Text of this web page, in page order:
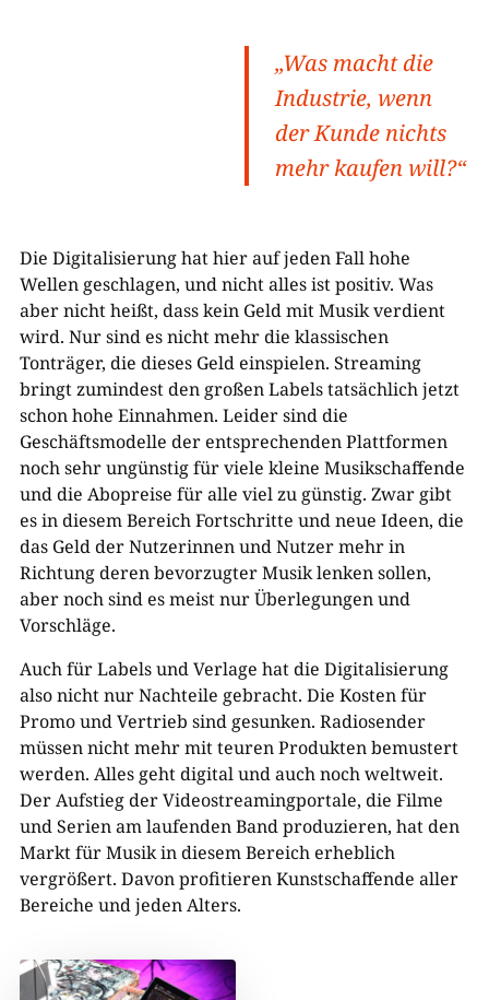
„Was macht die
Industrie, wenn
der Kunde nichts
mehr kaufen will?“
Die Digitalisierung hat hier auf jeden Fall hohe
Wellen geschlagen, und nicht alles ist positiv. Was
aber nicht heißt, dass kein Geld mit Musik verdient
wird. Nur sind es nicht mehr die klassischen
Tonträger, die dieses Geld einspielen. Streaming
bringt zumindest den großen Labels tatsächlich jetzt
schon hohe Einnahmen. Leider sind die
Geschäftsmodelle der entsprechenden Plattformen
noch sehr ungünstig für viele kleine Musikschaffende
und die Abopreise für alle viel zu günstig. Zwar gibt
es in diesem Bereich Fortschritte und neue Ideen, die
das Geld der Nutzerinnen und Nutzer mehr in
Richtung deren bevorzugter Musik lenken sollen,
aber noch sind es meist nur Überlegungen und
Vorschläge.
Auch für Labels und Verlage hat die Digitalisierung
also nicht nur Nachteile gebracht. Die Kosten für
Promo und Vertrieb sind gesunken. Radiosender
müssen nicht mehr mit teuren Produkten bemustert
werden. Alles geht digital und auch noch weltweit.
Der Aufstieg der Videostreamingportale, die Filme
und Serien am laufenden Band produzieren, hat den
Markt für Musik in diesem Bereich erheblich
vergrößert. Davon profitieren Kunstschaffende aller
Bereiche und jeden Alters.